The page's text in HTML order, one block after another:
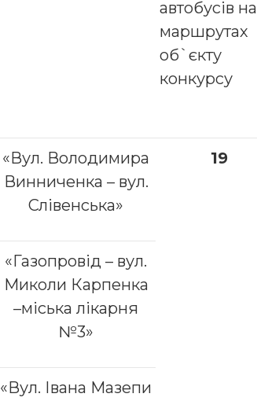
автобусів на
маршрутах
об`єкту
конкурсу
«Вул. Володимира
Винниченка – вул.
Слівенська»
19
«Газопровід – вул.
Миколи Карпенка
–міська лікарня
№3»
«Вул. Івана Мазепи